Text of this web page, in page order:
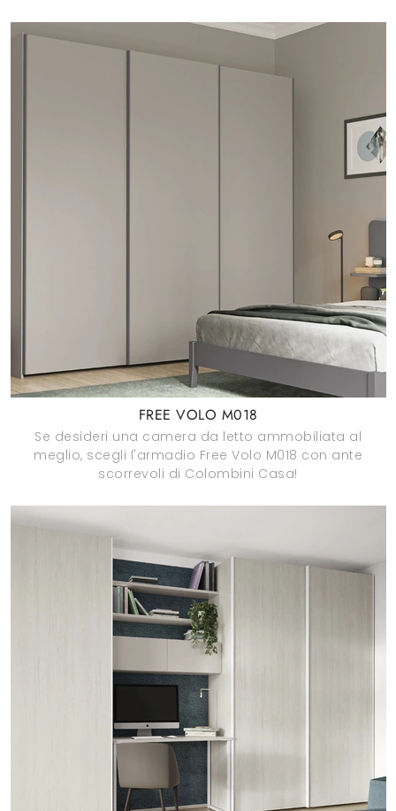
FREE VOLO M018
Se desideri una camera da letto ammobiliata al
meglio, scegli l'armadio Free Volo M018 con ante
scorrevoli di Colombini Casa!